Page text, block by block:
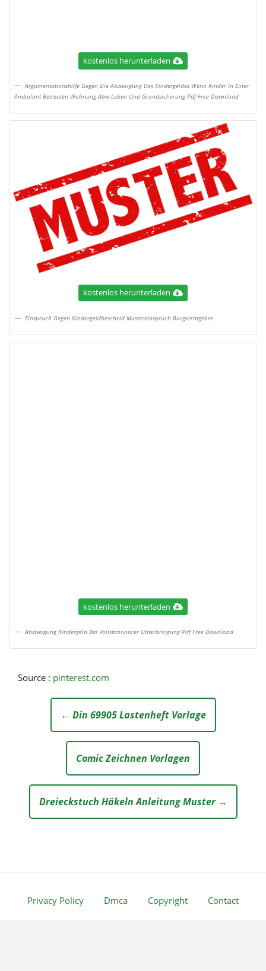
kostenlos herunterladen
Argumentationshilfe Gegen Die Abzweigung Des Kindergeldes Wenn Kinder In Einer
Ambulant Betreuten Wohnung Abw Leben Und Grundsicherung Pdf Free Download
kostenlos herunterladen
Einspruch Gegen Kindergeldbescheid Mustereinspruch Burgerratgeber
kostenlos herunterladen
Abzweigung Kindergeld Bei Vollstationarer Unterbringung Pdf Free Download
Source : pinterest.com
← Din 69905 Lastenheft Vorlage
Comic Zeichnen Vorlagen
Dreieckstuch Häkeln Anleitung Muster →
Privacy Policy Dmca Copyright Contact